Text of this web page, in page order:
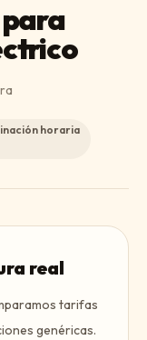
horaria
real
tarifas
genéricas.